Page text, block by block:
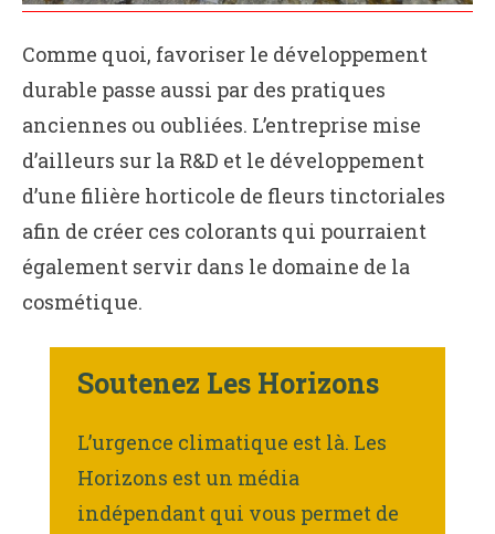
Comme quoi, favoriser le développement
durable passe aussi par des pratiques
anciennes ou oubliées. L’entreprise mise
d’ailleurs sur la R&D et le développement
d’une filière horticole de fleurs tinctoriales
afin de créer ces colorants qui pourraient
également servir dans le domaine de la
cosmétique.
Soutenez Les Horizons
L’urgence climatique est là. Les
Horizons est un média
indépendant qui vous permet de